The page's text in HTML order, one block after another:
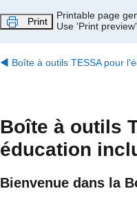
Print
Printable page
Use 'Print
◀︎ Boîte à outils TESSA pour
Boîte à outils
éducation
Bienvenue dans la